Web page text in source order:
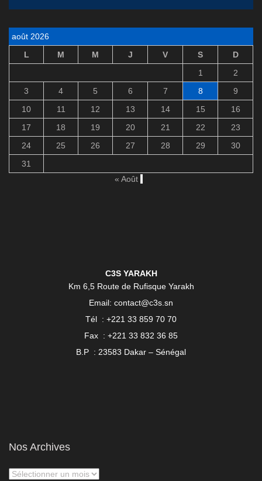
août 2026
L
M M J V S
D
1
2
3
4 5 6 7 8
9
10
11 12 13 14 15
16
17
18 19 20 21 22
23
24
25 26 27 28 29
30
31
« Août
C3S YARAKH
Km 6,5 Route de Rufisque Yarakh
Email: contact@c3s.sn
Tél : +221 33 859 70 70
Fax : +221 33 832 36 85
B.P : 23583 Dakar – Sénégal
Nos Archives